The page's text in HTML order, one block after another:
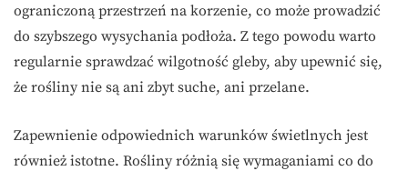
ograniczoną przestrzeń na korzenie, co może prowadzić
do szybszego wysychania podłoża. Z tego powodu warto
regularnie sprawdzać wilgotność gleby, aby upewnić się,
że rośliny nie są ani zbyt suche, ani przelane.
Zapewnienie odpowiednich warunków świetlnych jest
również istotne. Rośliny różnią się wymaganiami co do